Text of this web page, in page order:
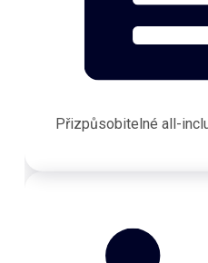
Přizpůsobitelné all-